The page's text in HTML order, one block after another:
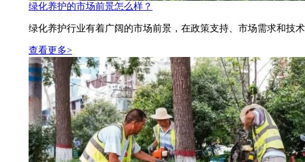
绿化养护的市场前景怎么样？
绿化养护行业有着广阔的市场前景，在政策支持、市场需求和
查看更多>